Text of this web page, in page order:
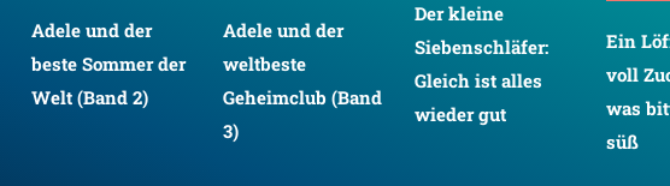
Adele und der
beste Sommer der
Welt (Band 2)
Adele und der
weltbeste
Geheimclub (Band
3)
Der kleine
Siebenschläfer:
Gleich ist alles
wieder gut
Ein
voll
was
süß